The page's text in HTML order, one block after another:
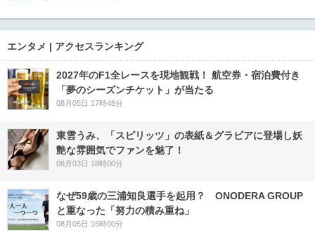
エンタメ | アクセスランキング
2027年のF1全レースを現地観戦！ 航空券・宿泊費付き
「夢のシーズンチケット」が当たる
08月05日 17時48分
東雲うみ、「スピリッツ」の表紙＆グラビアに登場し妖
艶な雰囲気でファンを魅了！
08月03日 18時00分
なぜ59歳の三浦知良選手を起用？ ONODERA GROUP
と重なった「努力の積み重ね」
08月05日 16時00分